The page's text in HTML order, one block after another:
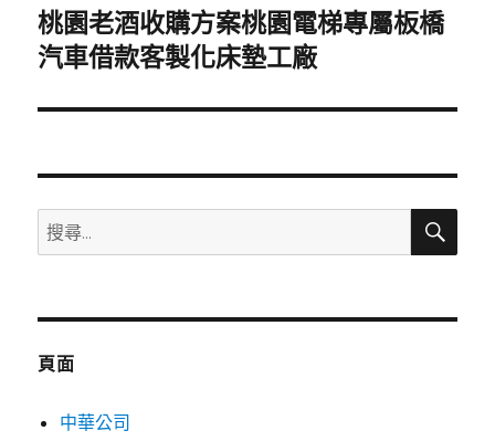
下
一
文
桃園老酒收購方案桃園電梯專屬板橋
汽車借款客製化床墊工廠
搜
尋
鍵
搜
頁面
中華公司